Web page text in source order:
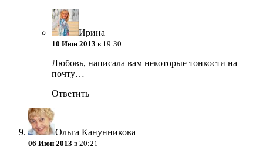
Ирина
10 Июн 2013 в 19:30
Любовь, написала вам некоторые тонкости на
почту…
Ответить
Ольга Канунникова
06 Июн 2013 в 20:21